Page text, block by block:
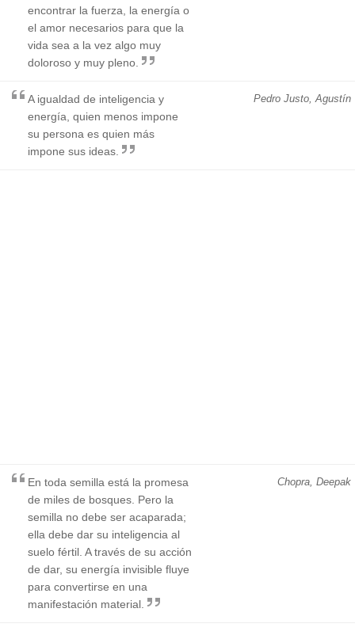
encontrar la fuerza, la energía o
el amor necesarios para que la
vida sea a la vez algo muy
doloroso y muy pleno.
Pedro Justo, Agustín
A igualdad de inteligencia y
energía, quien menos impone
su persona es quien más
impone sus ideas.
Chopra, Deepak
En toda semilla está la promesa
de miles de bosques. Pero la
semilla no debe ser acaparada;
ella debe dar su inteligencia al
suelo fértil. A través de su acción
de dar, su energía invisible fluye
para convertirse en una
manifestación material.